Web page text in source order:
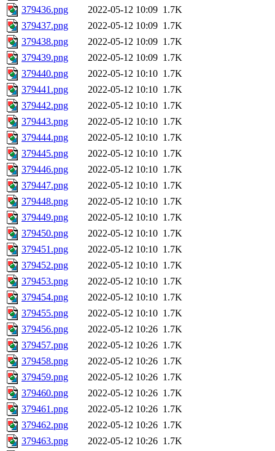
379436.png
2022-05-12 10:09 1.7K
379437.png
2022-05-12 10:09 1.7K
379438.png
2022-05-12 10:09 1.7K
379439.png
2022-05-12 10:09 1.7K
379440.png
2022-05-12 10:10 1.7K
379441.png
2022-05-12 10:10 1.7K
379442.png
2022-05-12 10:10 1.7K
379443.png
2022-05-12 10:10 1.7K
379444.png
2022-05-12 10:10 1.7K
379445.png
2022-05-12 10:10 1.7K
379446.png
2022-05-12 10:10 1.7K
379447.png
2022-05-12 10:10 1.7K
379448.png
2022-05-12 10:10 1.7K
379449.png
2022-05-12 10:10 1.7K
379450.png
2022-05-12 10:10 1.7K
379451.png
2022-05-12 10:10 1.7K
379452.png
2022-05-12 10:10 1.7K
379453.png
2022-05-12 10:10 1.7K
379454.png
2022-05-12 10:10 1.7K
379455.png
2022-05-12 10:10 1.7K
379456.png
2022-05-12 10:26 1.7K
379457.png
2022-05-12 10:26 1.7K
379458.png
2022-05-12 10:26 1.7K
379459.png
2022-05-12 10:26 1.7K
379460.png
2022-05-12 10:26 1.7K
379461.png
2022-05-12 10:26 1.7K
379462.png
2022-05-12 10:26 1.7K
379463.png
2022-05-12 10:26 1.7K